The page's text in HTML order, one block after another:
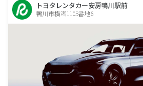
トヨタレンタカー安房鴨川駅前
鴨川市横渚1105番地6